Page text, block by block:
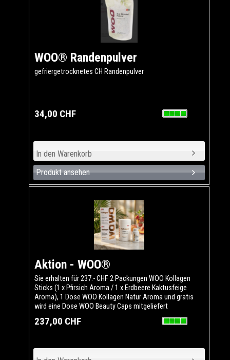
WOO® Randenpulver
gefriergetrocknetes CH Randenpulver
34,00 CHF
Produkt ansehen
Aktion - WOO®
Sie erhalten für 237.- CHF 2 Packungen WOO Kollagen
Sticks (1 x Pfirsich Aroma / 1 x Erdbeere Kaktusfeige
Aroma), 1 Dose WOO Kollagen Natur Aroma und gratis
wird eine Dose WOO Beauty Caps mitgeliefert
237,00 CHF